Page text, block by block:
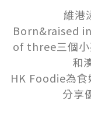
維港
Born&raised
of three三個小
和
HK Foodie為
分享